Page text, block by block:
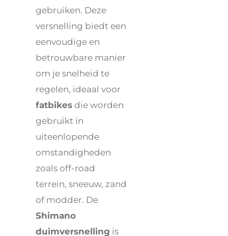
gebruiken. Deze
versnelling biedt een
eenvoudige en
betrouwbare manier
om je snelheid te
regelen, ideaal voor
fatbikesdie worden
gebruikt in
uiteenlopende
omstandigheden
zoals off-road
terrein, sneeuw, zand
of modder. De
Shimano
duimversnelling is